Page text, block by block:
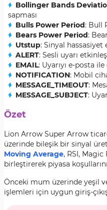
Bollinger Bands
sapması
Bulls Power Period: Bull
Bears Power Period:
Utstup: Sinyal hassasiyet
ALERT: Sesli uyarı
EMAIL: Uyarıyı e-posta
NOTIFICATION: Mobil
MESSAGE_TIMEOUT:
MESSAGE_SUBJECT:
Özet
Lion Arrow Super Arrow
üzerinde bileşik bir sinyal
Moving Average, RSI, Magic
birleştirerek piyasa
Önceki mum üzerinde yeşil ve
işlemleri için uygun giriş-